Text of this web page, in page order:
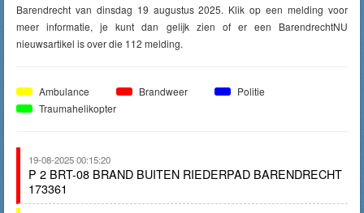
Barendrecht van dinsdag 19 augustus 2025. Klik op een melding voor
meer informatie, je kunt dan gelijk zien of er een BarendrechtNU
nieuwsartikel is over die 112 melding.
Ambulance Brandweer
Politie
Traumahelikopter
19-08-2025 00:15:20
P 2 BRT-08 BRAND BUITEN RIEDERPAD BARENDRECHT
173361